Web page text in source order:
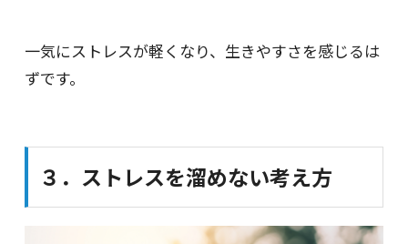
一気にストレスが軽くなり、生きやすさを感じるは
ずです。
３．ストレスを溜めない考え方